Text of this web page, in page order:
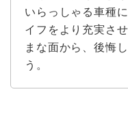
いらっしゃる車種
イフをより充実さ
まな面から、後悔
う。